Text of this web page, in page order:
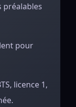
préalables
pour
licence 1,